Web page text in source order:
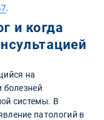
.
и когда
на
болезней
системы. В
патологий в